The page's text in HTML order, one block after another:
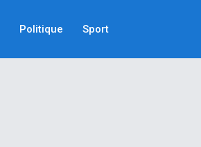
Politique Sport